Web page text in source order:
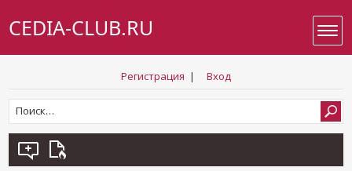
CEDIA-CLUB.RU
Регистрация | Вход